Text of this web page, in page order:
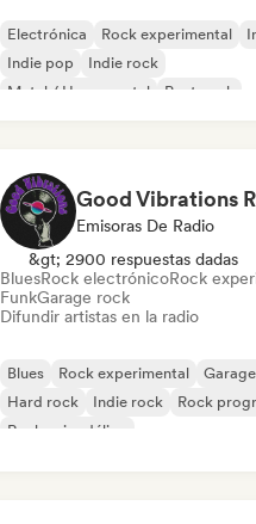
Electrónica Rock experimental
Indie pop
Indie rock
Metal / Heavy metal
Post punk
Good Vibrations
Emisoras De Radio
&gt; 2900 respuestas dadas
BluesRock electrónicoRock
FunkGarage rock
Difundir artistas en la radio
Blues Rock experimental
Hard rock
Indie rock
Rock
Rock psicodélico